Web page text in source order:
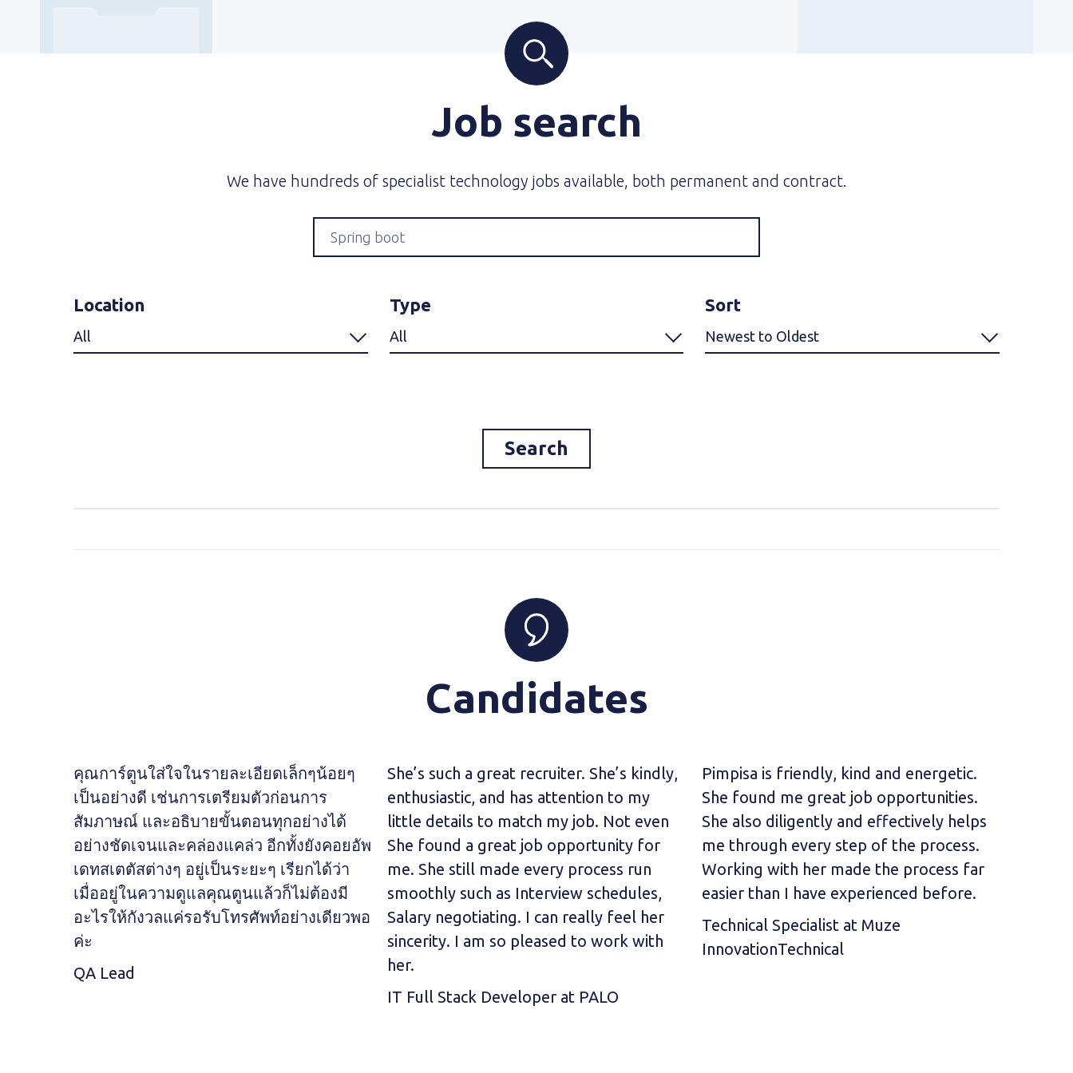
Job search
We have hundreds of specialist technology jobs available, both permanent and contract.
Location
All
Type
All
Sort
Newest to Oldest
Search
Candidates
คุณการ์ตูนใส่ใจในรายละเอียดเล็กๆน้อยๆ
เป็นอย่างดี เช่นการเตรียมตัวก่อนการ
สัมภาษณ์ และอธิบายขั้นตอนทุกอย่างได้
อย่างชัดเจนและคล่องแคล่ว อีกทั้งยังคอยอัพ
เดทสเตตัสต่างๆ อยู่เป็นระยะๆ เรียกได้ว่า
เมื่ออยู่ในความดูแลคุณตูนแล้วก็ไม่ต้องมี
อะไรให้กังวลแค่รอรับโทรศัพท์อย่างเดียวพอ
ค่ะ
QA Lead
She’s such a great recruiter. She’s kindly,
enthusiastic, and has attention to my
little details to match my job. Not even
She found a great job opportunity for
me. She still made every process run
smoothly such as Interview schedules,
Salary negotiating. I can really feel her
sincerity. I am so pleased to work with
her.
IT Full Stack Developer at PALO
Pimpisa is friendly, kind and energetic.
She found me great job opportunities.
She also diligently and effectively helps
me through every step of the process.
Working with her made the process far
easier than I have experienced before.
Technical Specialist at Muze
InnovationTechnical